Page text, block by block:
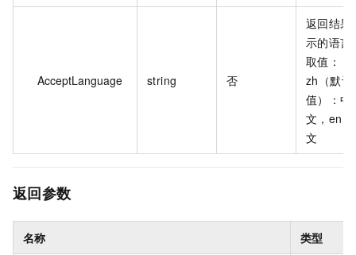
AcceptLanguage string 否
返回结果
示的语言
取值：
zh（默认
值）：中
文，en
文
返回参数
名称 类型